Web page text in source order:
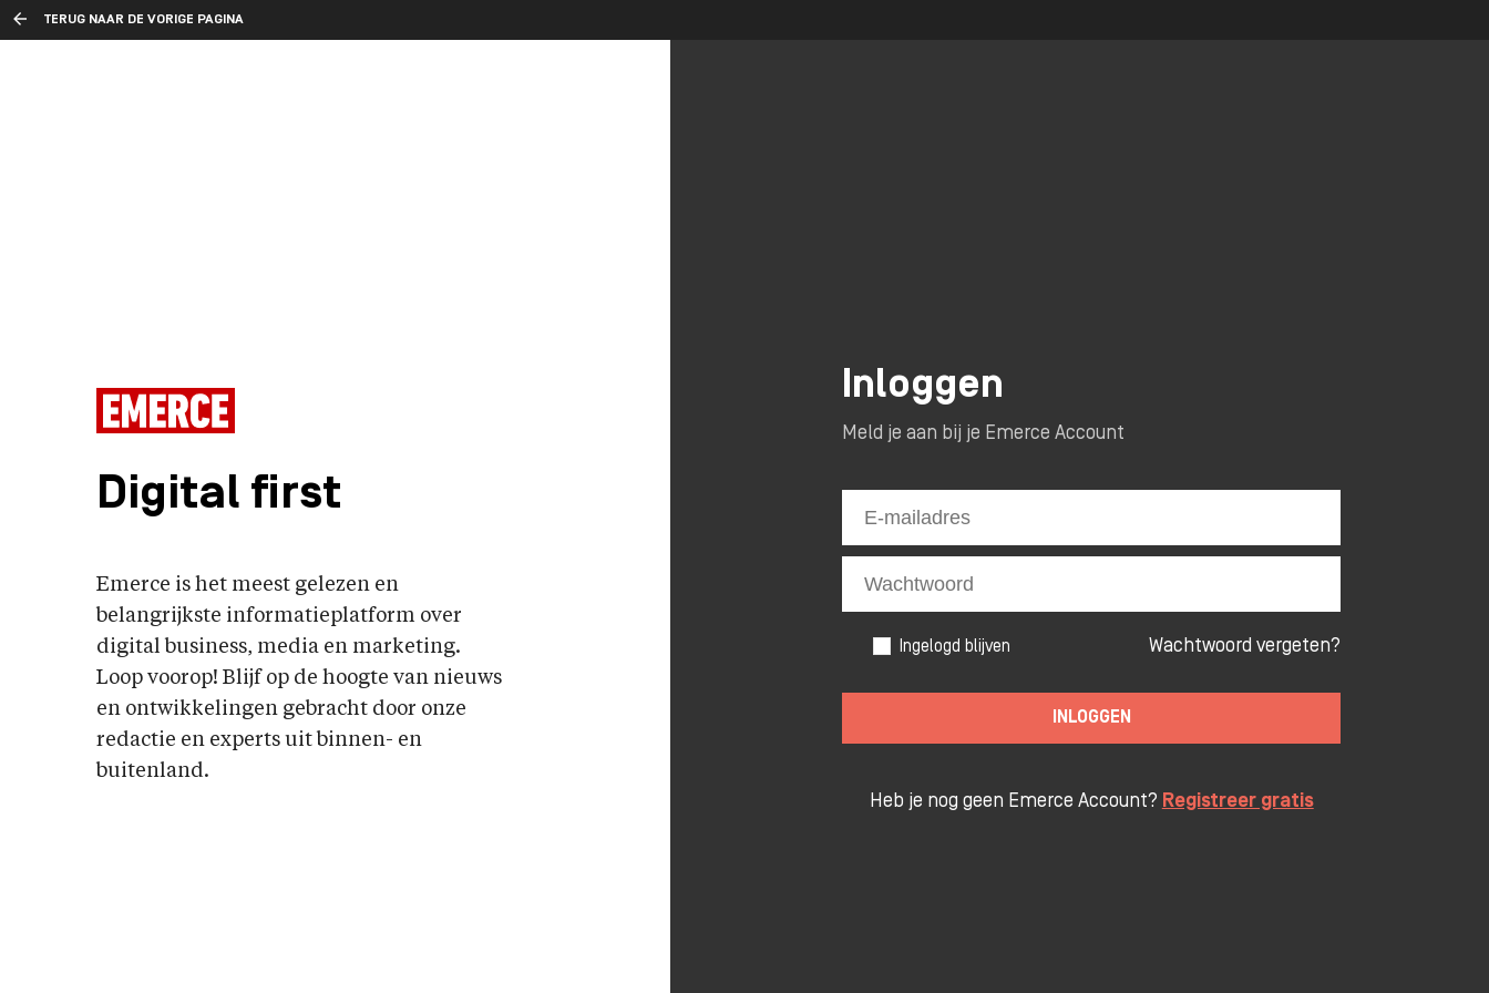
TERUG NAAR DE VORIGE PAGINA
Digital first
Emerce is het meest gelezen en
belangrijkste informatieplatform over
digital business, media en marketing.
Loop voorop! Blijf op de hoogte van nieuws
en ontwikkelingen gebracht door onze
redactie en experts uit binnen- en
buitenland.
Inloggen
Meld je aan bij je Emerce Account
Ingelogd blijven Wachtwoord vergeten?
INLOGGEN
Heb je nog geen Emerce Account? Registreer gratis